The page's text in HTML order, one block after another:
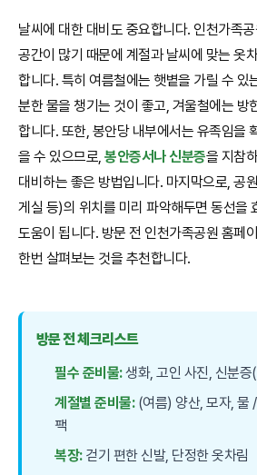
날씨에 대한 대비도 중요합니다. 인천가족
공간이 많기 때문에 계절과 날씨에 맞는 옷
합니다. 특히 여름철에는 햇볕을 가릴 수 있
분한 물을 챙기는 것이 좋고, 겨울철에는 방
합니다. 또한, 봉안당 내부에서는 유족임을
을 수 있으므로,봉안증서나 신분증을 지참
대비하는 좋은 방법입니다. 마지막으로, 공
게실 등)의 위치를 미리 파악해두면 동선을
도움이 됩니다. 방문 전 인천가족공원 홈페
한번 살펴보는 것을 추천합니다.
방문 전 체크리스트
필수 준비물:생화, 고인 사진, 신분증
계절별 준비물:(여름) 양산, 모자, 물
팩
복장:걷기 편한 신발, 단정한 옷차림